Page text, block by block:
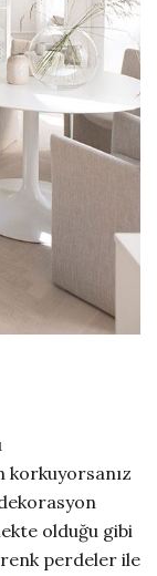
korkuyorsanız
olduğu gibi
perdeler ile